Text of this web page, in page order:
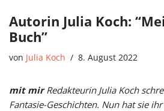
Autorin Julia Koch:
Buch”
von Julia Koch 8. August 2022
mit mirRedakteurin Julia Koch
Fantasie-Geschichten. Nun hat sie